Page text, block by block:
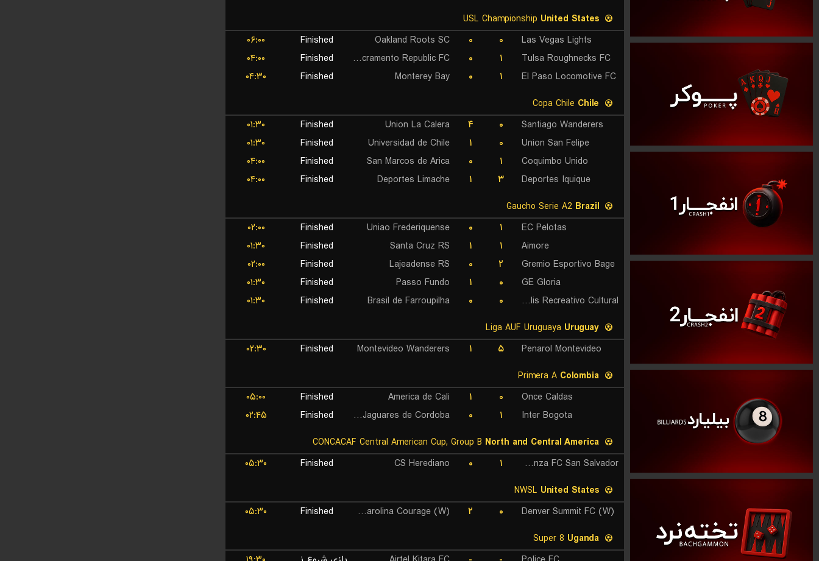
United States
Las Vegas Lights
۰ ۰ Oakland Roots SC
Finished
۰۶:۰۰
Tulsa Roughnecks FC
۱ ۰ Sacramento Republic FC
Finished
۰۴:۰۰
El Paso Locomotive FC
۱ ۰ Monterey Bay
Finished
۰۴:۳۰
Chile
Santiago Wanderers
۰ ۴ Union La Calera
Finished
۰۱:۳۰
Union San Felipe
۰ ۱ Universidad de Chile
Finished
۰۱:۳۰
Coquimbo Unido
۱ ۰ San Marcos de Arica
Finished
۰۴:۰۰
Deportes Iquique
۳ ۱ Deportes Limache
Finished
۰۴:۰۰
Brazil
EC Pelotas
۱ ۰ Uniao Frederiquense
Finished
۰۲:۰۰
Aimore
۱ ۱ Santa Cruz RS
Finished
۰۱:۳۰
Gremio Esportivo Bage
۲ ۰ Lajeadense RS
Finished
۰۲:۰۰
GE Gloria
۰ ۱ Passo Fundo
Finished
۰۱:۳۰
EC Veranópolis Recreativo Cultural
۰ ۰ Brasil de Farroupilha
Finished
۰۱:۳۰
Uruguay
Penarol Montevideo
۵ ۱ Montevideo Wanderers
Finished
۰۲:۳۰
Colombia
Once Caldas
۰ ۱ America de Cali
Finished
۰۵:۰۰
Inter Bogota
۱ ۰ CD Jaguares de Cordoba
Finished
۰۲:۴۵
North and Central America
Alianza FC San Salvador
۱ ۰ CS Herediano
Finished
۰۵:۳۰
United States
Denver Summit FC (W)
۰ ۲ North Carolina Courage (W)
Finished
۰۵:۳۰
Uganda